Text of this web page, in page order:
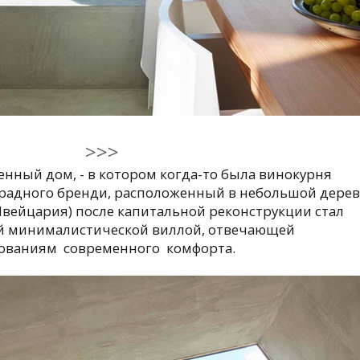
>>>
дом, - в котором когда-то была винокурня
бренди, расположенный в небольшой
после капитальной реконструкции стал
минималистической виллой, отвечающей
современного комфорта.